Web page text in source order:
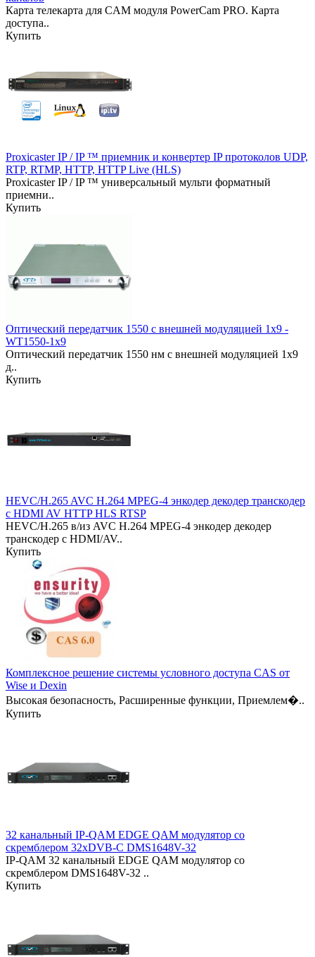
Карта телекарта для CAM модуля PowerCam PRO. Карта
доступа..
Купить
Proxicaster IP / IP ™ приемник и конвертер IP протоколов UDP,
RTP, RTMP, HTTP, HTTP Live (HLS)
Proxicaster IP / IP ™ универсальный мульти форматный
приемни..
Купить
Оптический передатчик 1550 с внешней модуляцией 1x9 -
WT1550-1x9
Оптический передатчик 1550 нм с внешней модуляцией 1x9
д..
Купить
HEVC/H.265 AVC H.264 MPEG-4 энкодер декодер транскодер
с HDMI AV HTTP HLS RTSP
HEVC/H.265 в/из AVC H.264 MPEG-4 энкодер декодер
транскодер с HDMI/AV..
Купить
Комплексное решение системы условного доступа CAS от
Wise и Dexin
Высокая безопасность, Расширенные функции, Приемлем�..
Купить
32 канальный IP-QAM EDGE QAM модулятор со
скремблером 32xDVB-C DMS1648V-32
IP-QAM 32 канальный EDGE QAM модулятор со
скремблером DMS1648V-32 ..
Купить